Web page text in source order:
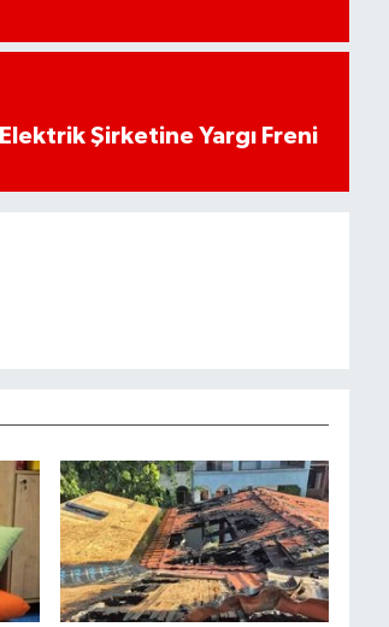
Şirketine Yargı Freni